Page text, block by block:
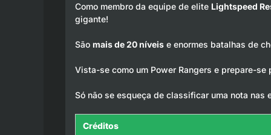
Como membro da equipe de elite Lightspeed
gigante!
São mais de 20 níveis e enormes batalhas de
Vista-se como um Power Rangers e prepare-se
Só não se esqueça de classificar uma nota
Créditos